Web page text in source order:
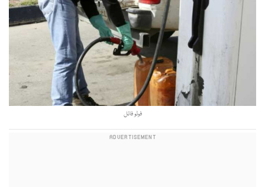
فوٹو فائل